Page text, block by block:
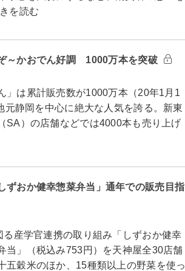
を読む
～かおでん好調 1000万本を突破
は累計販売数が1000万本（20年1月1
静岡を中心に絶大な人気を誇る。新東
SA）の店舗などでは4000本も売り上げ
おか健幸惣菜弁当」通年での販売目指
産学官連携の取り組み「しずおか健幸
当」（税込み753円）を天神屋全30店舗
五穀米のほか、15種類以上の野菜を使っ